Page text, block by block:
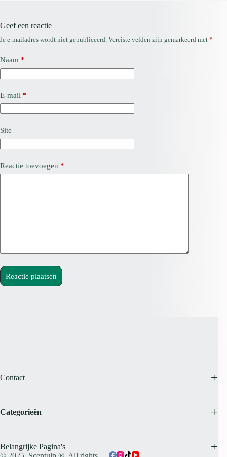
Geef een reactie
Je e-mailadres wordt niet gepubliceerd. Vereiste velden zijn gemarkeerd met *
Naam *
E-mail *
Site
Reactie toevoegen *
Reactie plaatsen
Contact
Categorieën
Belangrijke Pagina's